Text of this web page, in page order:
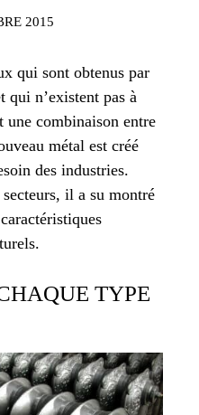
2015
qui sont obtenus par
qui n’existent pas à
une combinaison entre
métal est créé
des industries.
il a su montré
TYPE